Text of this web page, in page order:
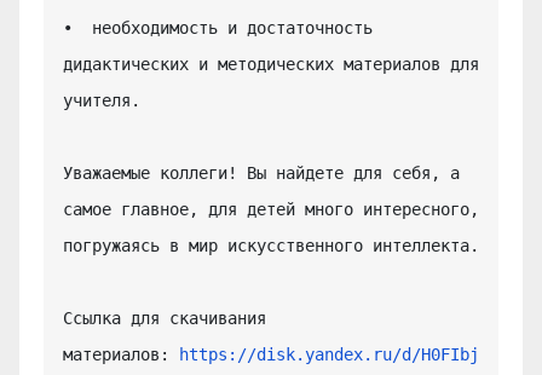
•  необходимость и достаточность
дидактических и методических материалов для
учителя.
Уважаемые коллеги! Вы найдете для себя, а
самое главное, для детей много интересного,
погружаясь в мир искусственного интеллекта.
Ссылка для скачивания
материалов:
https://disk.yandex.ru/d/H0FIbj